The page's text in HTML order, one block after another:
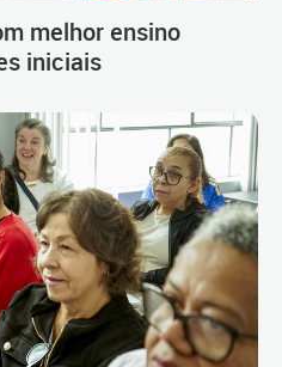
melhor ensino
iniciais